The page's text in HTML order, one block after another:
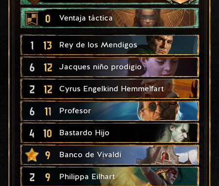
0 Ventaja táctica
1 13 Rey de los Mendigos
6 12 Jacques niño prodigio
2 12 Cyrus Engelkind Hemmelfart
6 11 Profesor
4 10 Bastardo Hijo
9 Banco de Vivaldi
2 9 Philippa Eilhart